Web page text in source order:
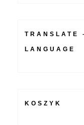
TRANSLATE
LANGUAGE
KOSZYK